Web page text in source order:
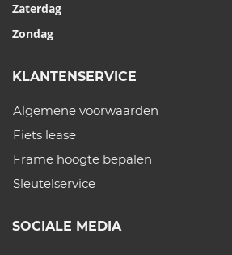
Zaterdag
Zondag
KLANTENSERVICE
Algemene voorwaarden
Fiets lease
Frame hoogte bepalen
Sleutelservice
SOCIALE MEDIA